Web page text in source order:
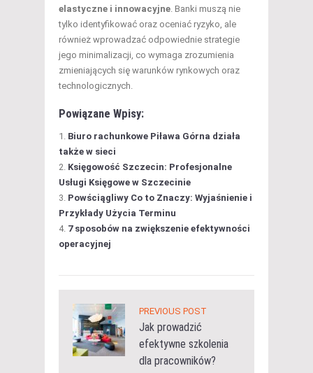
elastyczne i innowacyjne . Banki muszą nie
tylko identyfikować oraz oceniać ryzyko, ale
również wprowadzać odpowiednie strategie
jego minimalizacji, co wymaga zrozumienia
zmieniających się warunków rynkowych oraz
technologicznych.
Powiązane Wpisy:
Biuro rachunkowe Piława Górna działa
także w sieci
Księgowość Szczecin: Profesjonalne
Usługi Księgowe w Szczecinie
Powściągliwy Co to Znaczy: Wyjaśnienie i
Przykłady Użycia Terminu
7 sposobów na zwiększenie efektywności
operacyjnej
PREVIOUS POST
Jak prowadzić
efektywne szkolenia
dla pracowników?